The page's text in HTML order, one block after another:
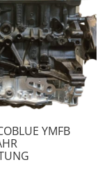
YMFB